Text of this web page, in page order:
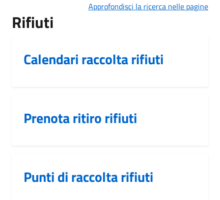
Approfondisci la ricerca nelle pagine
Rifiuti
Calendari raccolta rifiuti
Prenota ritiro rifiuti
Punti di raccolta rifiuti